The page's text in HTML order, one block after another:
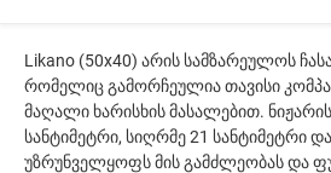
Likano (50x40) არის სამზარეულოს
რომელიც გამორჩეულია თავისი
მაღალი ხარისხის მასალებით.
სანტიმეტრი, სიღრმე 21 სანტიმეტრი
უზრუნველყოფს მის გამძლეობას და